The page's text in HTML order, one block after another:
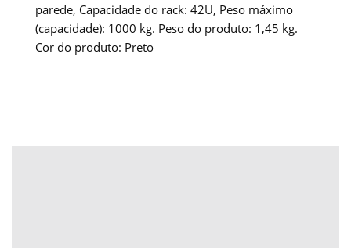
parede, Capacidade do rack: 42U, Peso máximo
(capacidade): 1000 kg. Peso do produto: 1,45 kg.
Cor do produto: Preto